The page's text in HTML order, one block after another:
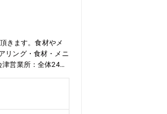
きます。食材やメ
リング・食材・メニ
営業所：全体24名
だきます。独り立